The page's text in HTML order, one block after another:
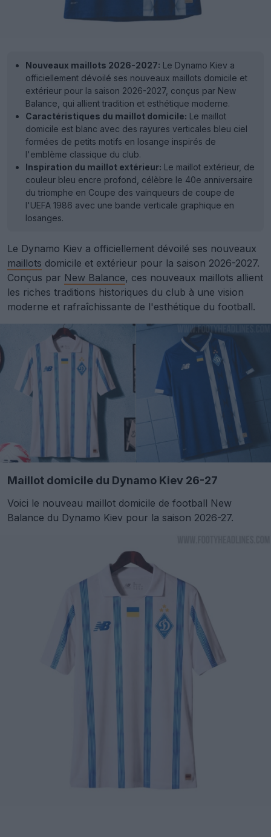
Nouveaux maillots 2026-2027: Le Dynamo Kiev a
officiellement dévoilé ses nouveaux maillots domicile et
extérieur pour la saison 2026-2027, conçus par New
Balance, qui allient tradition et esthétique moderne.
Caractéristiques du maillot domicile: Le maillot
domicile est blanc avec des rayures verticales bleu ciel
formées de petits motifs en losange inspirés de
l'emblème classique du club.
Inspiration du maillot extérieur: Le maillot extérieur, de
couleur bleu encre profond, célèbre le 40e anniversaire
du triomphe en Coupe des vainqueurs de coupe de
l'UEFA 1986 avec une bande verticale graphique en
losanges.
Le Dynamo Kiev a officiellement dévoilé ses nouveaux
maillots domicile et extérieur pour la saison 2026-2027.
Conçus par New Balance, ces nouveaux maillots allient
les riches traditions historiques du club à une vision
moderne et rafraîchissante de l'esthétique du football.
Maillot domicile du Dynamo Kiev 26-27
Voici le nouveau maillot domicile de football New
Balance du Dynamo Kiev pour la saison 2026-27.